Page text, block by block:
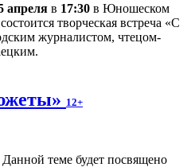
апреля в 17:30 в Юношеском
творческая встреча «С
журналистом, чтецом-
12+
Данной теме будет посвящено